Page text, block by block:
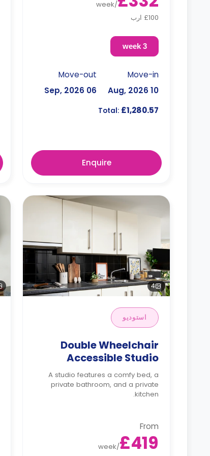
/
week
£100 ارب
3 week
Move-in
10 Aug, 2026
Move-out
06 Sep, 2026
Total: £1,280.57
Enquire
4
استوديو
Double Wheelchair
Accessible Studio
A studio features a comfy bed, a
private bathroom, and a private
kitchen.
From
£419
/
week